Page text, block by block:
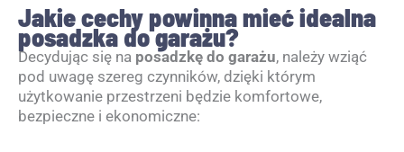
Jakie cechy powinna mieć idealna
posadzka do garażu?
Decydując się na posadzkę do garażu, należy wziąć
pod uwagę szereg czynników, dzięki którym
użytkowanie przestrzeni będzie komfortowe,
bezpieczne i ekonomiczne: